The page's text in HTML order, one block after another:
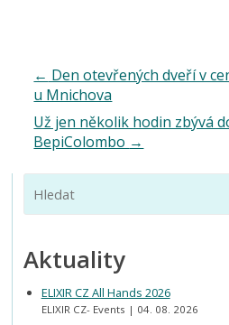
← Den otevřených dveří v
u Mnichova
Už jen několik hodin zbývá
BepiColombo →
Aktuality
ELIXIR CZ All Hands 2026
ELIXIR CZ- Events 04. 08. 2026